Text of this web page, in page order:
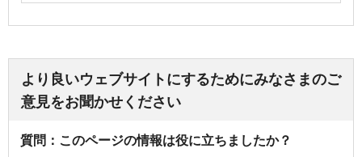
より良いウェブサイトにするためにみなさまのご
意見をお聞かせください
質問：このページの情報は役に立ちましたか？